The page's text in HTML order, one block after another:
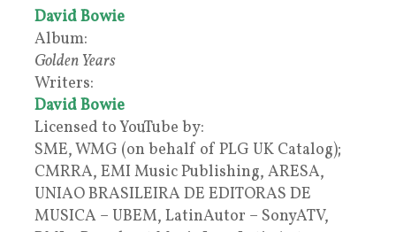
David Bowie
Album:
Golden Years
Writers:
David Bowie
Licensed to YouTube by:
SME, WMG (on behalf of PLG UK Catalog);
CMRRA, EMI Music Publishing, ARESA,
UNIAO BRASILEIRA DE EDITORAS DE
MUSICA – UBEM, LatinAutor – SonyATV,